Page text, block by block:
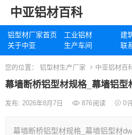
中亚铝材百科
铝型材厂家首页 工业铝材 建
关于中亚
生产车间 联
您的位置： 铝型材生产厂家 中亚铝材百
幕墙断桥铝型材规格_幕墙铝型
发布: 2026年8月7日 876阅读 0
幕墙断桥铝型材规格_幕墙铝型材